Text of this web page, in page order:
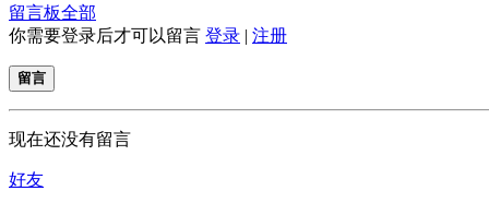
留言板全部
你需要登录后才可以留言 登录 | 注册
留言
现在还没有留言
好友